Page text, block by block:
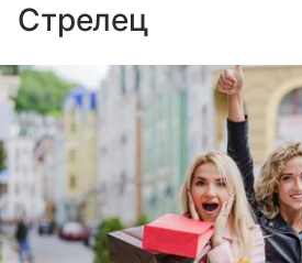
Стрелец